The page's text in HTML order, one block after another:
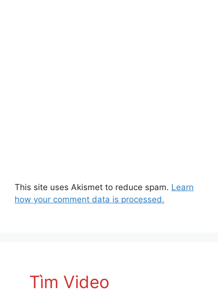
This site uses Akismet to reduce spam. Learn
how your comment data is processed.
Tìm Video